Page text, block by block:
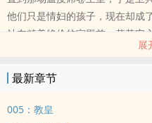
他们只是情妇的孩子，现在却成
站在精美绝伦的宫殿前，莉莉安
女主X亲哥X主教X神父X贵族X王子
----------
展
最新章节
005：教皇